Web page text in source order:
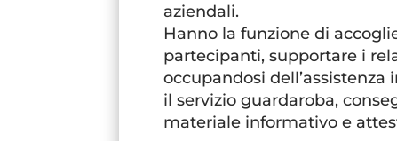
aziendali.
Hanno la funzione di
partecipanti, supportare i
occupandosi dell’assistenza
il servizio guardaroba,
materiale informativo e